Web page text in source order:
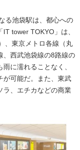
る池袋駅は、都心への
tower TOKYO」は、
、東京メトロ各線（丸
、西武池袋線の8路線の
に濡れることなく、
が可能だ。また、東武
ラ、エチカなどの商業